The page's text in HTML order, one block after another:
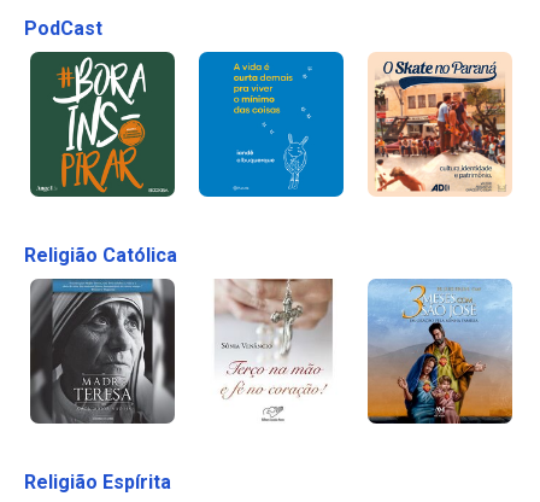
PodCast
Religião Católica
Religião Espírita